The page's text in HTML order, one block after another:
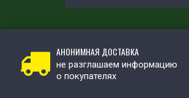
АНОНИМНАЯ ДОСТАВКА
не разглашаем информацию
о покупателях